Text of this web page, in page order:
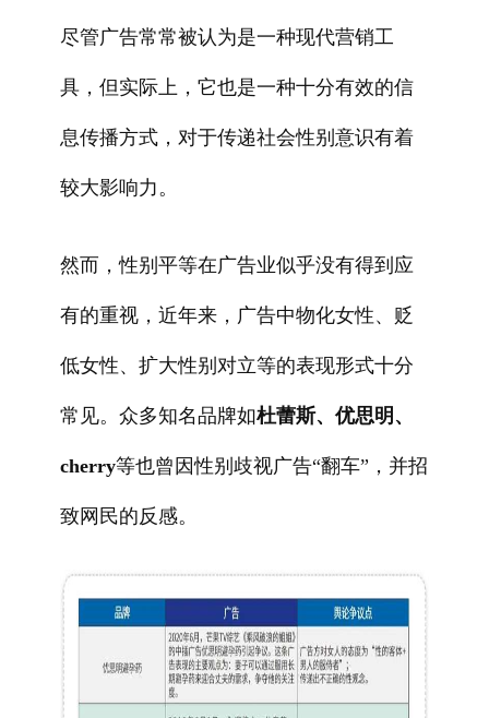
尽管广告常常被认为是一种现代营销工
具，但实际上，它也是一种十分有效的信
息传播方式，对于传递社会性别意识有着
较大影响力。
然而，性别平等在广告业似乎没有得到应
有的重视，近年来，广告中物化女性、贬
低女性、扩大性别对立等的表现形式十分
常见。众多知名品牌如杜蕾斯、优思明、
cherry等也曾因性别歧视广告“翻车”，并招
致网民的反感。